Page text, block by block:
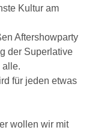
Kultur am
Aftershowparty
der Superlative
alle.
für jeden etwas
wollen wir mit